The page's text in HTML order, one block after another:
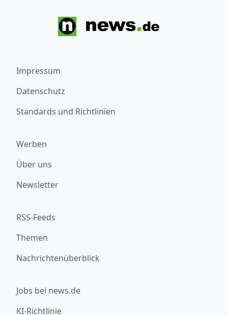
Impressum
Datenschutz
Standards und Richtlinien
Werben
Über uns
Newsletter
RSS-Feeds
Themen
Nachrichtenüberblick
Jobs bei news.de
KI-Richtlinie